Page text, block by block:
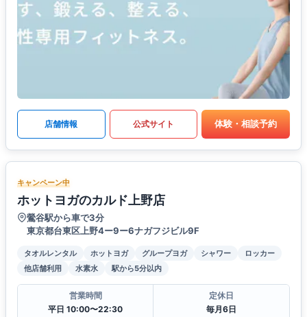
店舗情報 公式サイト 体験・相談予約
キャンペーン中
ホットヨガのカルド上野店
鶯谷駅から車で3分
東京都台東区上野4ー9ー6ナガフジビル9F
タオルレンタル ホットヨガ グループヨガ シャワー
ロッカー
他店舗利用
水素水 駅から5分以内
営業時間
平日 10:00〜22:30
定休日
毎月6日